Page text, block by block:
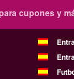
cupones y